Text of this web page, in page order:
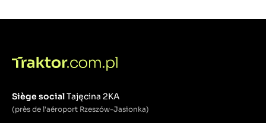
Siège socialTajęcina 2KA
(près de l'aéroport Rzeszów-Jasionka)